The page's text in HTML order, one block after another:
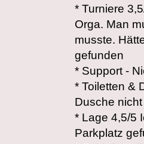
* Turniere
Orga. Man
musste.
gefunden
* Support -
* Toiletten &
Dusche
* Lage 4,5/5
Parkplatz